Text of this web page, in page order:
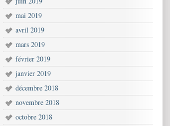
mai 2019
avril 2019
mars 2019
février 2019
janvier 2019
décembre 2018
novembre 2018
octobre 2018